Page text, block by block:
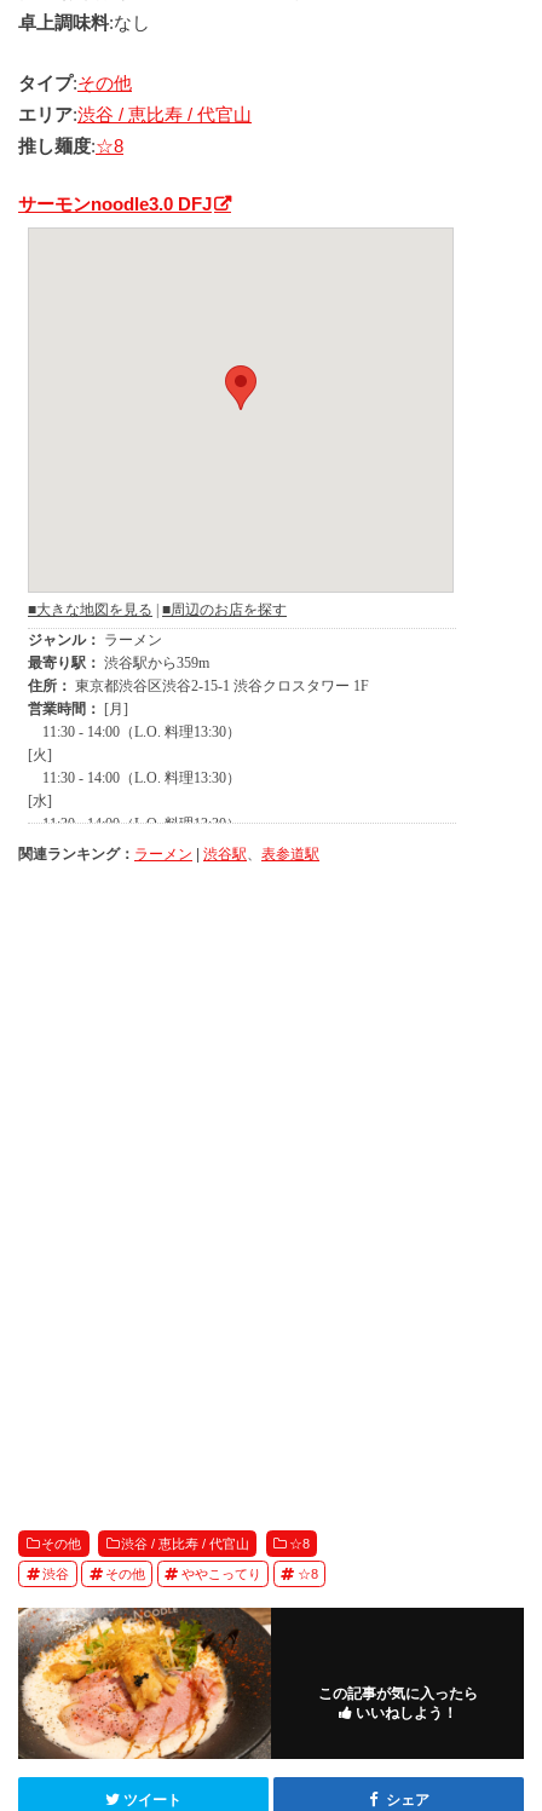
卓上調味料:なし
タイプ:その他
エリア:渋谷 / 恵比寿 / 代官山
推し麺度:☆8
サーモンnoodle3.0 DFJ
関連ランキング： ラーメン 渋谷駅、 表参道駅
その他 渋谷 / 恵比寿 / 代官山 ☆8
渋谷 その他 ややこってり ☆8
この記事が気に入ったら
いいねしよう！
ツイート シェア